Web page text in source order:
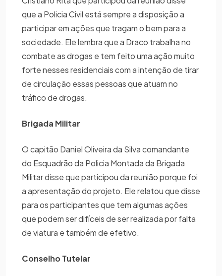
que a Policia Civil está sempre a disposição a
participar em ações que tragam o bem para a
sociedade. Ele lembra que a Draco trabalha no
combate as drogas e tem feito uma ação muito
forte nesses residenciais com a intenção de tirar
de circulação essas pessoas que atuam no
tráfico de drogas.
Brigada Militar
O capitão Daniel Oliveira da Silva comandante
do Esquadrão da Policia Montada da Brigada
Militar disse que participou da reunião porque foi
a apresentação do projeto. Ele relatou que disse
para os participantes que tem algumas ações
que podem ser difíceis de ser realizada por falta
de viatura e também de efetivo.
Conselho Tutelar